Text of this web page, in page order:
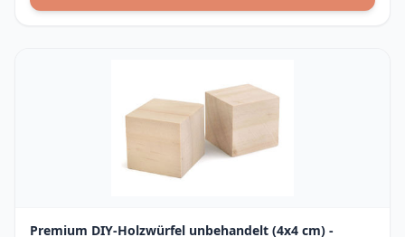
Premium DIY-Holzwürfel unbehandelt (4x4 cm) -